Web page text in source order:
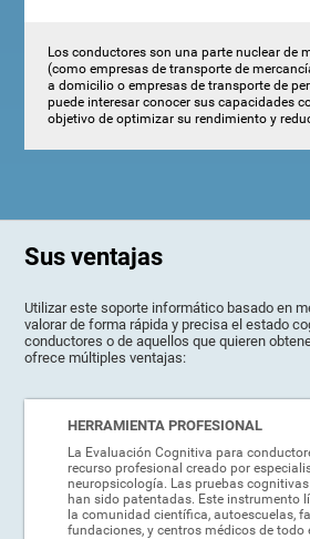
Los conductores son una parte nuclear de
(como empresas de transporte de
a domicilio o empresas de transporte de
puede interesar conocer sus capacidades
objetivo de optimizar su rendimiento y
Sus ventajas
Utilizar este soporte informático basado en
valorar de forma rápida y precisa el estado
conductores o de aquellos que quieren
ofrece múltiples ventajas:
HERRAMIENTA PROFESIONAL
La Evaluación Cognitiva para
recurso profesional creado por
neuropsicología. Las pruebas
han sido patentadas. Este instrumento
la comunidad científica, autoescuelas,
fundaciones, y centros médicos de todo